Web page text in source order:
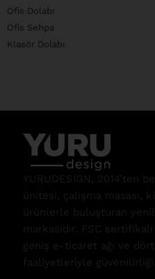
Ofis Dolabı
Ofis Sehpa
Klasör Dolabı
YURUDESIGN, 2014’ten
ünitesi, çalışma masası,
ürünlerle buluşturan
markasıdır. FSC
geniş e-ticaret ağı ve dört
faaliyetleriyle güvenilirliği